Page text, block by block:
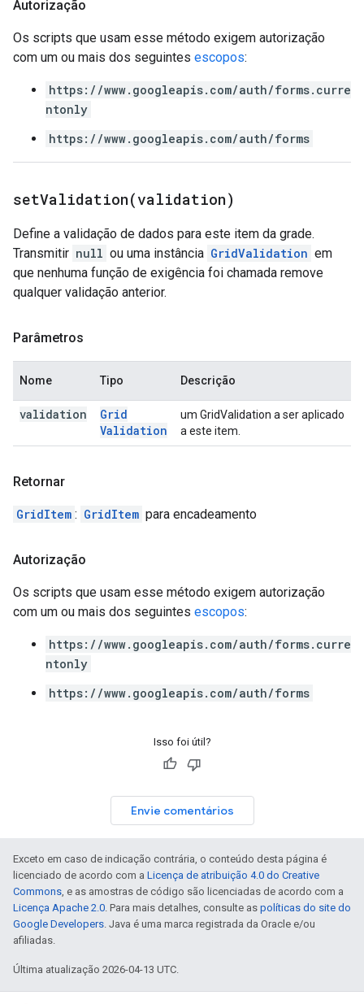
Autorização
Os scripts que usam esse método exigem autorização
com um ou mais dos seguintes escopos:
https://www.googleapis.com/auth/forms.curre
ntonly
https://www.googleapis.com/auth/forms
setValidation(validation)
Define a validação de dados para este item da grade.
Transmitir null ou uma instância GridValidation em
que nenhuma função de exigência foi chamada remove
qualquer validação anterior.
Parâmetros
Nome Tipo Descrição
validation
Grid
Validation
um GridValidation a ser aplicado
a este item.
Retornar
GridItem : GridItem para encadeamento
Autorização
Os scripts que usam esse método exigem autorização
com um ou mais dos seguintes escopos:
https://www.googleapis.com/auth/forms.curre
ntonly
https://www.googleapis.com/auth/forms
Isso foi útil?
Envie comentários
Exceto em caso de indicação contrária, o conteúdo desta página é
licenciado de acordo com a Licença de atribuição 4.0 do Creative
Commons, e as amostras de código são licenciadas de acordo com a
Licença Apache 2.0. Para mais detalhes, consulte as políticas do site do
Google Developers. Java é uma marca registrada da Oracle e/ou
afiliadas.
Última atualização 2026-04-13 UTC.